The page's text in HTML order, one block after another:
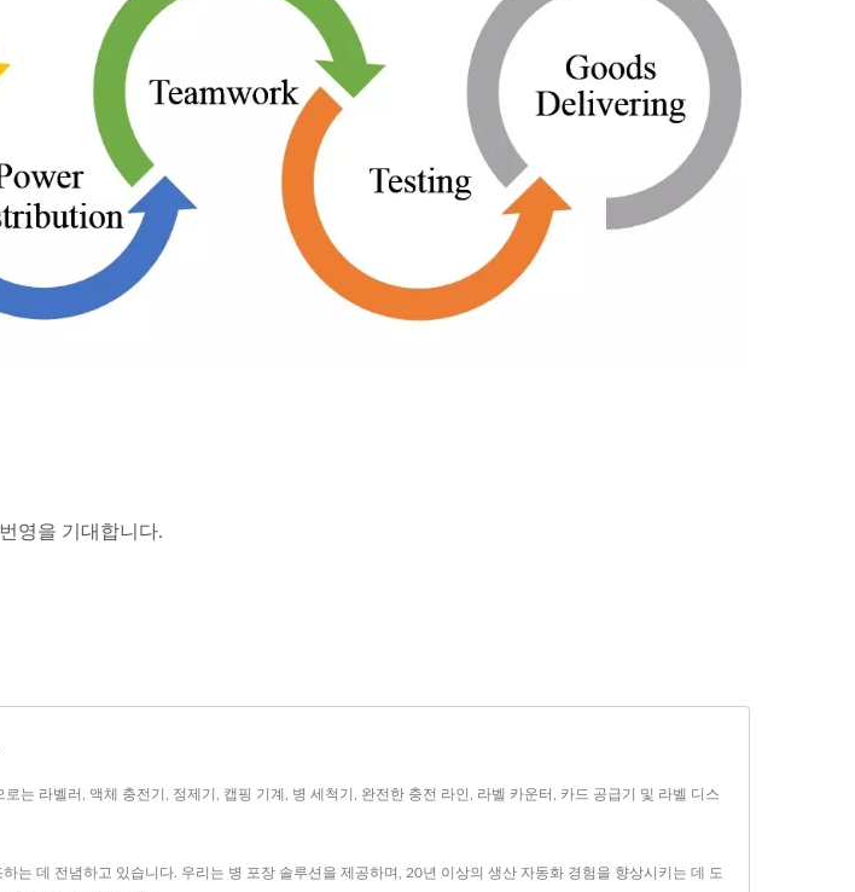
영을 기대합니다.
는 라벨러, 액체 충전기, 정제기, 캡핑 기계, 병 세척기, 완전한 충전 라인, 라벨 카운터, 카드 공급기 및 라벨 디스
는 데 전념하고 있습니다. 우리는 병 포장 솔루션을 제공하며, 20년 이상의 생산 자동화 경험을 향상시키는 데 도